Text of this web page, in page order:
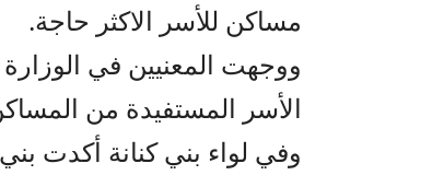
مساكن للأسر الاكثر حاجة.
ووجهت المعنيين في
الأسر المستفيدة من
وفي لواء بني كنانة أكدت